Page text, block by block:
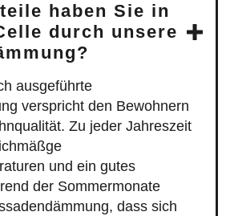
haben Sie in
durch unsere
ausgeführte
verspricht den Bewohnern
Zu jeder Jahreszeit
und ein gutes
der Sommermonate
dass sich